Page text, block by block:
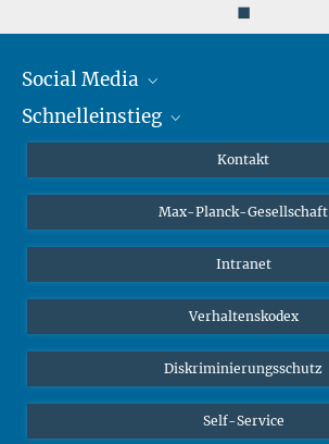
◼
Social Media
Mastodon
Schnelleinstieg
Studierende
Schüler*innen
Öffentlichkeit
Alumnae | Alumni
Kontakt
Max-Planck-Gesellschaft
Intranet
Verhaltenskodex
Diskriminierungsschutz
Self-Service